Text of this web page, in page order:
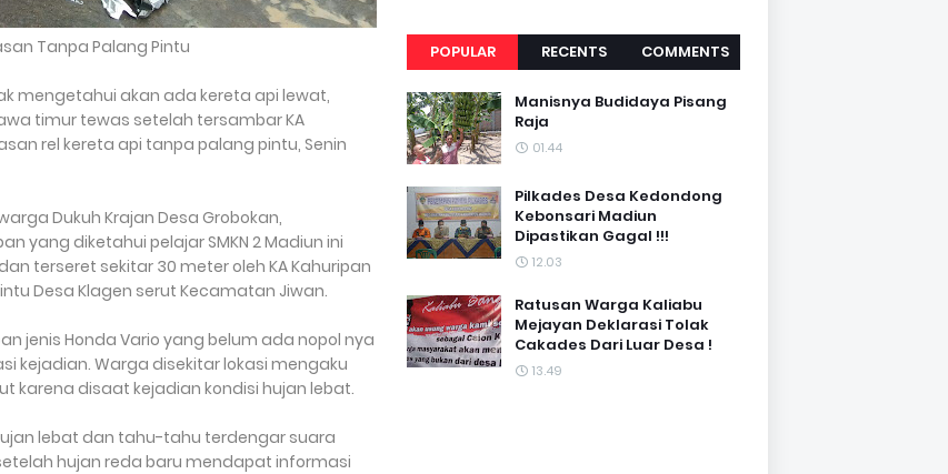
Tanpa Palang Pintu
mengetahui akan ada kereta api lewat,
timur tewas setelah tersambar KA
rel kereta api tanpa palang pintu, Senin
Dukuh Krajan Desa Grobokan,
yang diketahui pelajar SMKN 2 Madiun ini
terseret sekitar 30 meter oleh KA Kahuripan
Desa Klagen serut Kecamatan Jiwan.
jenis Honda Vario yang belum ada nopol nya
kejadian. Warga disekitar lokasi mengaku
karena disaat kejadian kondisi hujan lebat.
lebat dan tahu-tahu terdengar suara
hujan reda baru mendapat informasi
POPULAR RECENTS COMMENTS
Manisnya Budidaya Pisang
Raja
01.44
Pilkades Desa Kedondong
Kebonsari Madiun
Dipastikan Gagal !!!
12.03
Ratusan Warga Kaliabu
Mejayan Deklarasi Tolak
Cakades Dari Luar Desa !
13.49